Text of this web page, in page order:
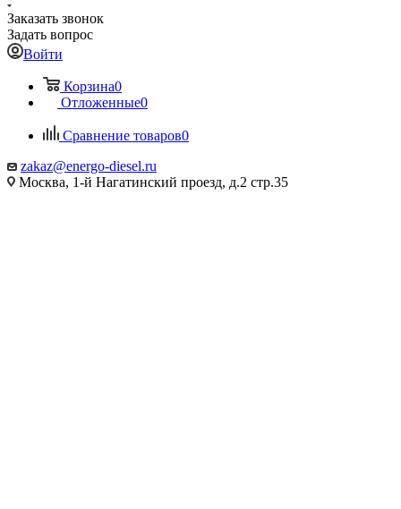
Заказать звонок
Задать вопрос
Войти
Корзина0
Отложенные0
Сравнение товаров0
zakaz@energo-diesel.ru
Москва, 1-й Нагатинский проезд, д.2 стр.35